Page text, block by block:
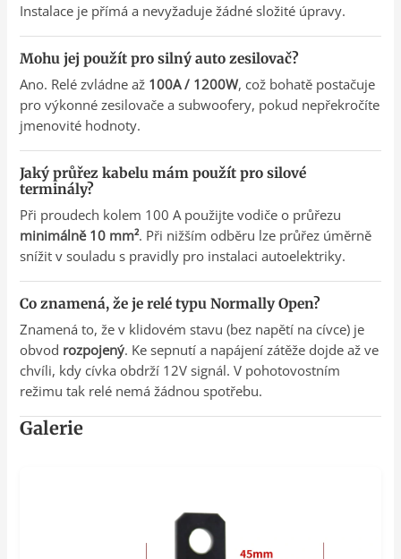
Instalace je přímá a nevyžaduje žádné složité úpravy.
Mohu jej použít pro silný auto zesilovač?
Ano. Relé zvládne až 100A / 1200W, což bohatě postačuje
pro výkonné zesilovače a subwoofery, pokud nepřekročíte
jmenovité hodnoty.
Jaký průřez kabelu mám použít pro silové
terminály?
Při proudech kolem 100 A použijte vodiče o průřezu
minimálně 10 mm². Při nižším odběru lze průřez úměrně
snížit v souladu s pravidly pro instalaci autoelektriky.
Co znamená, že je relé typu Normally Open?
Znamená to, že v klidovém stavu (bez napětí na cívce) je
obvod rozpojený. Ke sepnutí a napájení zátěže dojde až ve
chvíli, kdy cívka obdrží 12V signál. V pohotovostním
režimu tak relé nemá žádnou spotřebu.
Galerie